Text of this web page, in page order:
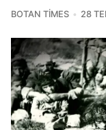
BOTAN TIMES 28